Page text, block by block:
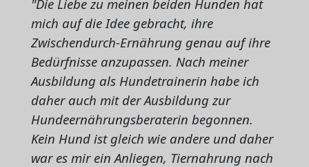
"Die Liebe zu meinen beiden Hunden hat
mich auf die Idee gebracht, ihre
Zwischendurch-Ernährung genau auf ihre
Bedürfnisse anzupassen. Nach meiner
Ausbildung als Hundetrainerin habe ich
daher auch mit der Ausbildung zur
Hundeernährungsberaterin begonnen.
Kein Hund ist gleich wie andere und daher
war es mir ein Anliegen, Tiernahrung nach